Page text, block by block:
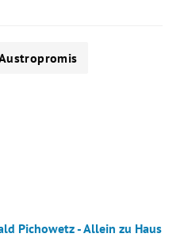
Pichowetz - Allein zu Haus